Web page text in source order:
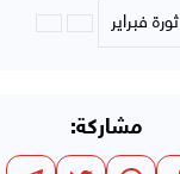
ثورة فبراير
مشاركة: